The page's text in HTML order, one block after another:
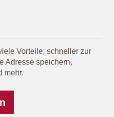
Vorteile: schneller zur
Adresse speichern,
mehr.